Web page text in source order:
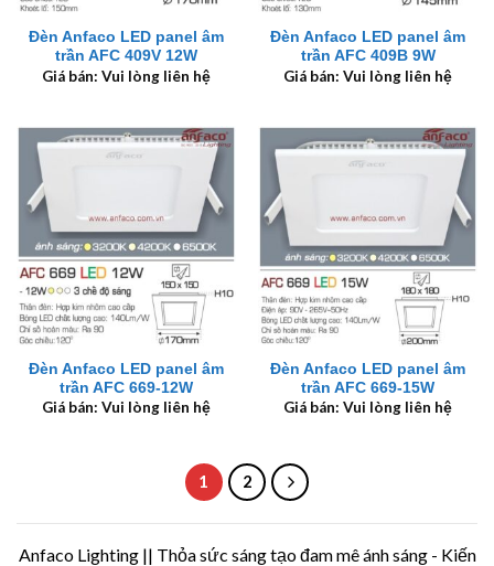
Đèn Anfaco LED panel âm
trần AFC 409V 12W
Giá bán: Vui lòng liên hệ
Đèn Anfaco LED panel âm
trần AFC 409B 9W
Giá bán: Vui lòng liên hệ
Đèn Anfaco LED panel âm
trần AFC 669-12W
Giá bán: Vui lòng liên hệ
Đèn Anfaco LED panel âm
trần AFC 669-15W
Giá bán: Vui lòng liên hệ
1 2
Anfaco Lighting || Thỏa sức sáng tạo đam mê ánh sáng - Kiến